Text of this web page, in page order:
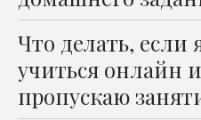
Что делать, если
учиться онлайн
пропускаю